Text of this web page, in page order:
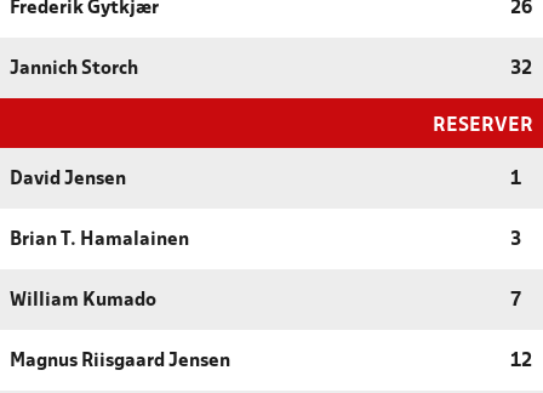
Frederik Gytkjær 26
Jannich Storch 32
RESERVER
David Jensen 1
Brian T. Hamalainen 3
William Kumado 7
Magnus Riisgaard Jensen 12